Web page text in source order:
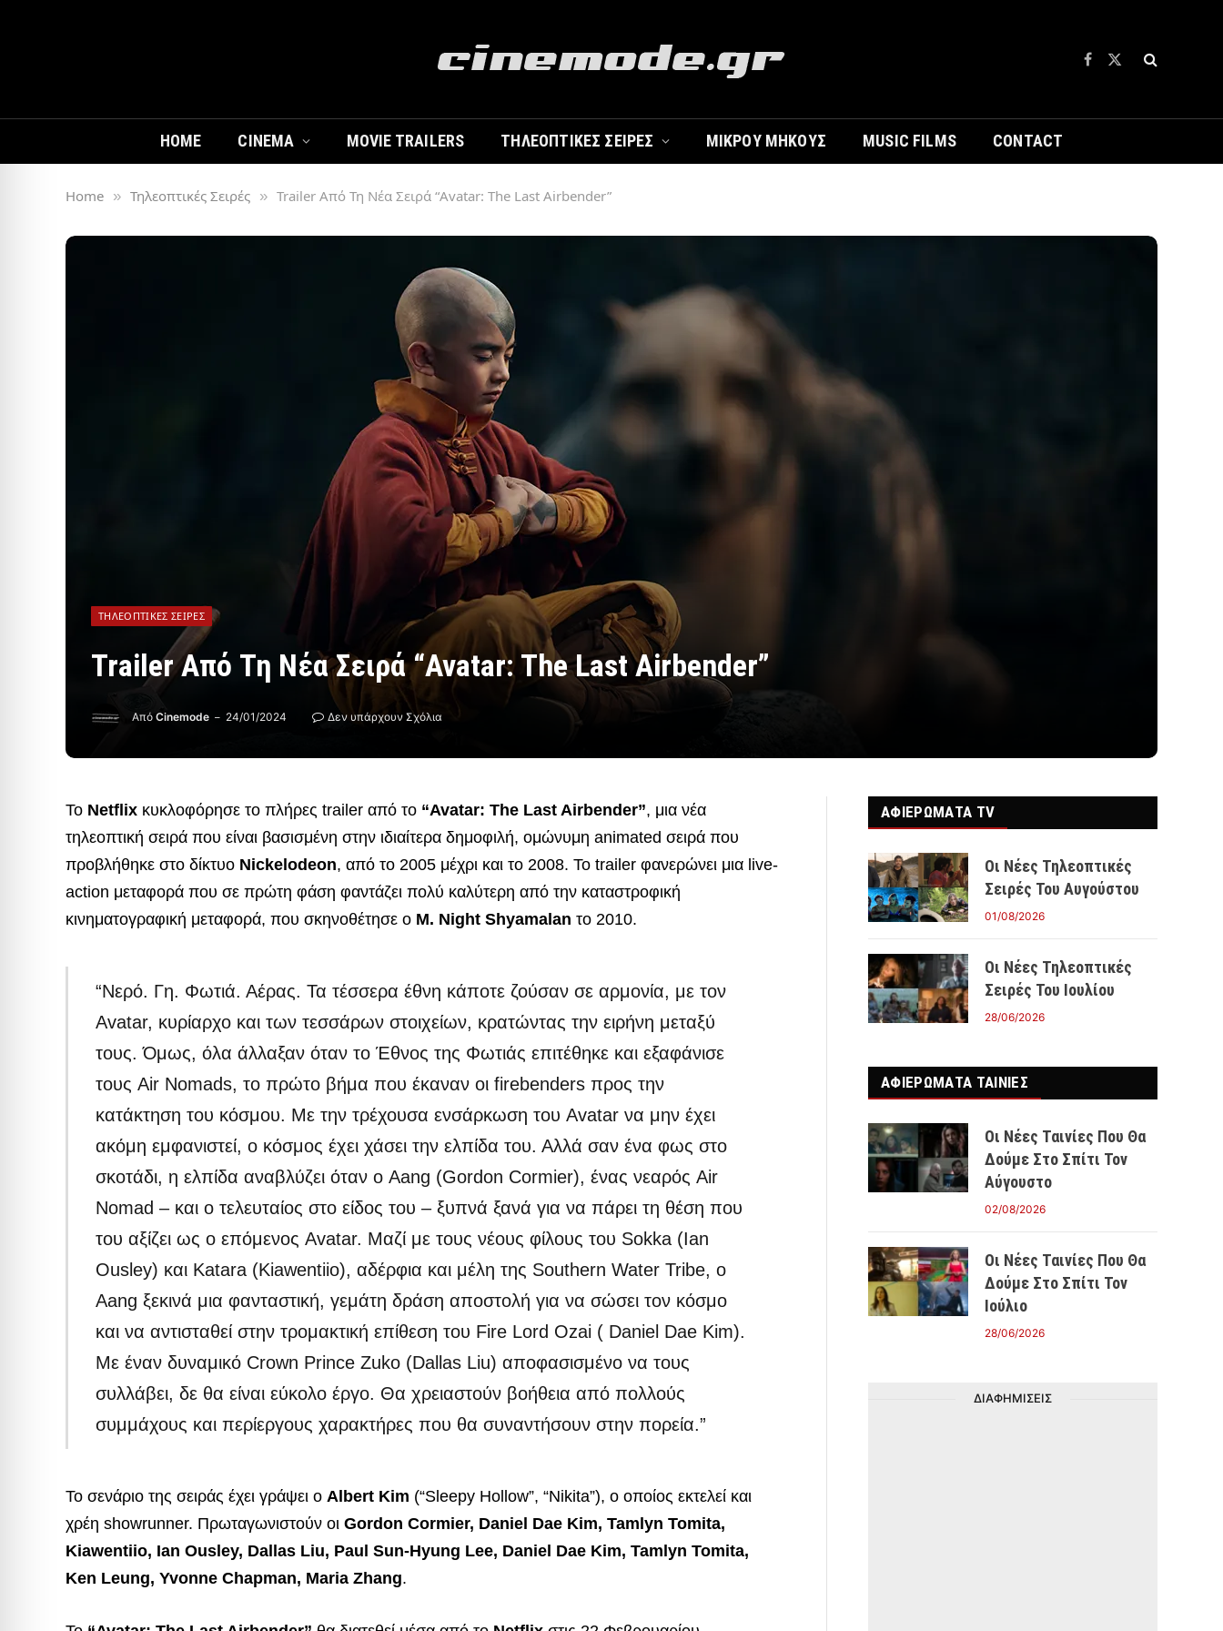
Facebook
X
HOME CINEMA MOVIE TRAILERS ΤΗΛΕΟΠΤΙΚΈΣ ΣΕΙΡΈΣ ΜΙΚΡΟΎ ΜΉΚΟΥΣ MUSIC FILMS CONTACT
Home » Τηλεοπτικές Σειρές » Trailer Από Τη Νέα Σειρά “Avatar: The Last Airbender”
ΤΗΛΕΟΠΤΙΚΈΣ ΣΕΙΡΈΣ
Trailer Από Τη Νέα Σειρά “Avatar: The Last Airbender”
Από Cinemode 24/01/2024 Δεν υπάρχουν Σχόλια
Το Netflix κυκλοφόρησε το πλήρες trailer από το “Avatar: The Last Airbender”, μια νέα
τηλεοπτική σειρά που είναι βασισμένη στην ιδιαίτερα δημοφιλή, ομώνυμη animated σειρά που
προβλήθηκε στο δίκτυο Nickelodeon, από το 2005 μέχρι και το 2008. Το trailer φανερώνει μια live-
action μεταφορά που σε πρώτη φάση φαντάζει πολύ καλύτερη από την καταστροφική
κινηματογραφική μεταφορά, που σκηνοθέτησε ο M. Night Shyamalan το 2010.
“Νερό. Γη. Φωτιά. Αέρας. Τα τέσσερα έθνη κάποτε ζούσαν σε αρμονία, με τον
Avatar, κυρίαρχο και των τεσσάρων στοιχείων, κρατώντας την ειρήνη μεταξύ
τους. Όμως, όλα άλλαξαν όταν το Έθνος της Φωτιάς επιτέθηκε και εξαφάνισε
τους Air Nomads, το πρώτο βήμα που έκαναν οι firebenders προς την
κατάκτηση του κόσμου. Με την τρέχουσα ενσάρκωση του Avatar να μην έχει
ακόμη εμφανιστεί, ο κόσμος έχει χάσει την ελπίδα του. Αλλά σαν ένα φως στο
σκοτάδι, η ελπίδα αναβλύζει όταν ο Aang (Gordon Cormier), ένας νεαρός Air
Nomad – και ο τελευταίος στο είδος του – ξυπνά ξανά για να πάρει τη θέση που
του αξίζει ως ο επόμενος Avatar. Μαζί με τους νέους φίλους του Sokka (Ian
Ousley) και Katara (Kiawentiio), αδέρφια και μέλη της Southern Water Tribe, ο
Aang ξεκινά μια φανταστική, γεμάτη δράση αποστολή για να σώσει τον κόσμο
και να αντισταθεί στην τρομακτική επίθεση του Fire Lord Ozai ( Daniel Dae Kim).
Με έναν δυναμικό Crown Prince Zuko (Dallas Liu) αποφασισμένο να τους
συλλάβει, δε θα είναι εύκολο έργο. Θα χρειαστούν βοήθεια από πολλούς
συμμάχους και περίεργους χαρακτήρες που θα συναντήσουν στην πορεία.”
Το σενάριο της σειράς έχει γράψει ο Albert Kim (“Sleepy Hollow”, “Nikita”), ο οποίος εκτελεί και
χρέη showrunner. Πρωταγωνιστούν οι Gordon Cormier, Daniel Dae Kim, Tamlyn Tomita,
Kiawentiio, Ian Ousley, Dallas Liu, Paul Sun-Hyung Lee, Daniel Dae Kim, Tamlyn Tomita,
Ken Leung, Yvonne Chapman, Maria Zhang.
ΑΦΙΕΡΩΜΑΤΑ TV
Οι Νέες Τηλεοπτικές
Σειρές Του Αυγούστου
01/08/2026
Οι Νέες Τηλεοπτικές
Σειρές Του Ιουλίου
28/06/2026
ΑΦΙΕΡΩΜΑΤΑ ΤΑΙΝΊΕΣ
Οι Νέες Ταινίες Που Θα
Δούμε Στο Σπίτι Τον
Αύγουστο
02/08/2026
Οι Νέες Ταινίες Που Θα
Δούμε Στο Σπίτι Τον
Ιούλιο
28/06/2026
ΔΙΑΦΗΜΙΣΕΙΣ